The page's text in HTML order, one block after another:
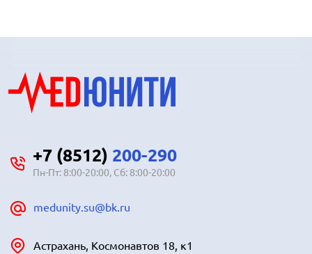
+7 (8512) 200-290
Пн-Пт: 8:00-20:00, Сб: 8:00-20:00
medunity.su@bk.ru
Астрахань, Космонавтов 18, к1